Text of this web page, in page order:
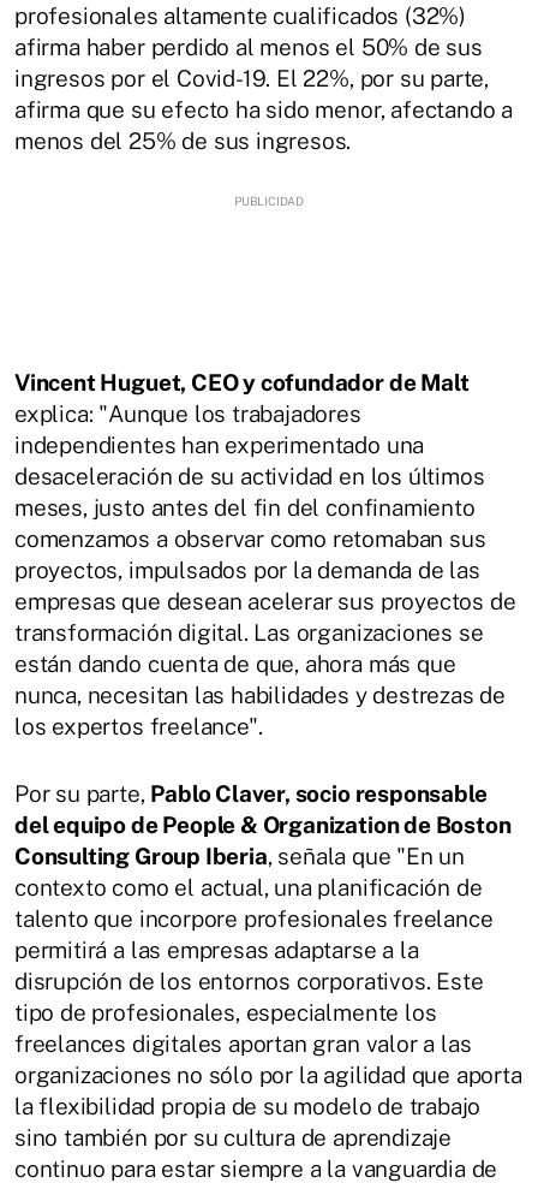
profesionales altamente cualificados (32%)
afirma haber perdido al menos el 50% de sus
ingresos por el Covid-19. El 22%, por su parte,
afirma que su efecto ha sido menor, afectando a
menos del 25% de sus ingresos.
Vincent Huguet, CEO y cofundador de Malt
explica: "Aunque los trabajadores
independientes han experimentado una
desaceleración de su actividad en los últimos
meses, justo antes del fin del confinamiento
comenzamos a observar como retomaban sus
proyectos, impulsados por la demanda de las
empresas que desean acelerar sus proyectos de
transformación digital. Las organizaciones se
están dando cuenta de que, ahora más que
nunca, necesitan las habilidades y destrezas de
los expertos freelance".
Por su parte, Pablo Claver, socio responsable
del equipo de People & Organization de Boston
Consulting Group Iberia, señala que "En un
contexto como el actual, una planificación de
talento que incorpore profesionales freelance
permitirá a las empresas adaptarse a la
disrupción de los entornos corporativos. Este
tipo de profesionales, especialmente los
freelances digitales aportan gran valor a las
organizaciones no sólo por la agilidad que aporta
la flexibilidad propia de su modelo de trabajo
sino también por su cultura de aprendizaje
continuo para estar siempre a la vanguardia de